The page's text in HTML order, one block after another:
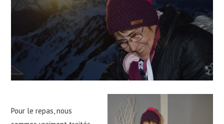
Pour le repas, nous